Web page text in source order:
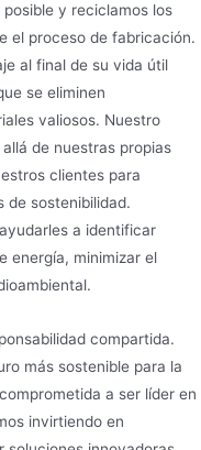
y reciclamos los
el proceso de fabricación.
al final de su vida útil
se eliminen
valiosos. Nuestro
de nuestras propias
clientes para
de sostenibilidad.
a identificar
energía, minimizar el
compartida.
más sostenible para la
a ser líder en
invirtiendo en